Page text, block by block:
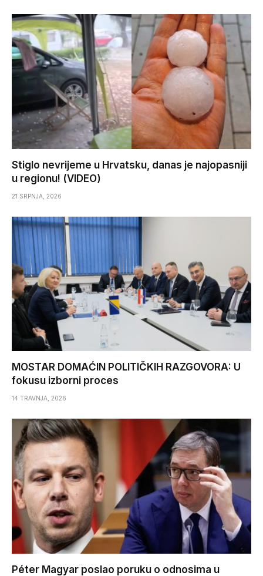
Stiglo nevrijeme u Hrvatsku, danas je najopasniji
u regionu! (VIDEO)
21 SRPNJA, 2026
MOSTAR DOMAĆIN POLITIČKIH RAZGOVORA: U
fokusu izborni proces
14 TRAVNJA, 2026
Péter Magyar poslao poruku o odnosima u